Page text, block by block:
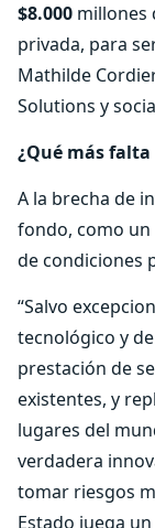
$8.000 millones
privada, para
Mathilde
Solutions y
¿Qué más
A la brecha de
fondo, como
de condiciones
“Salvo
tecnológico y
prestación de
existentes, y
lugares del
verdadera
tomar riesgos
Estado juega